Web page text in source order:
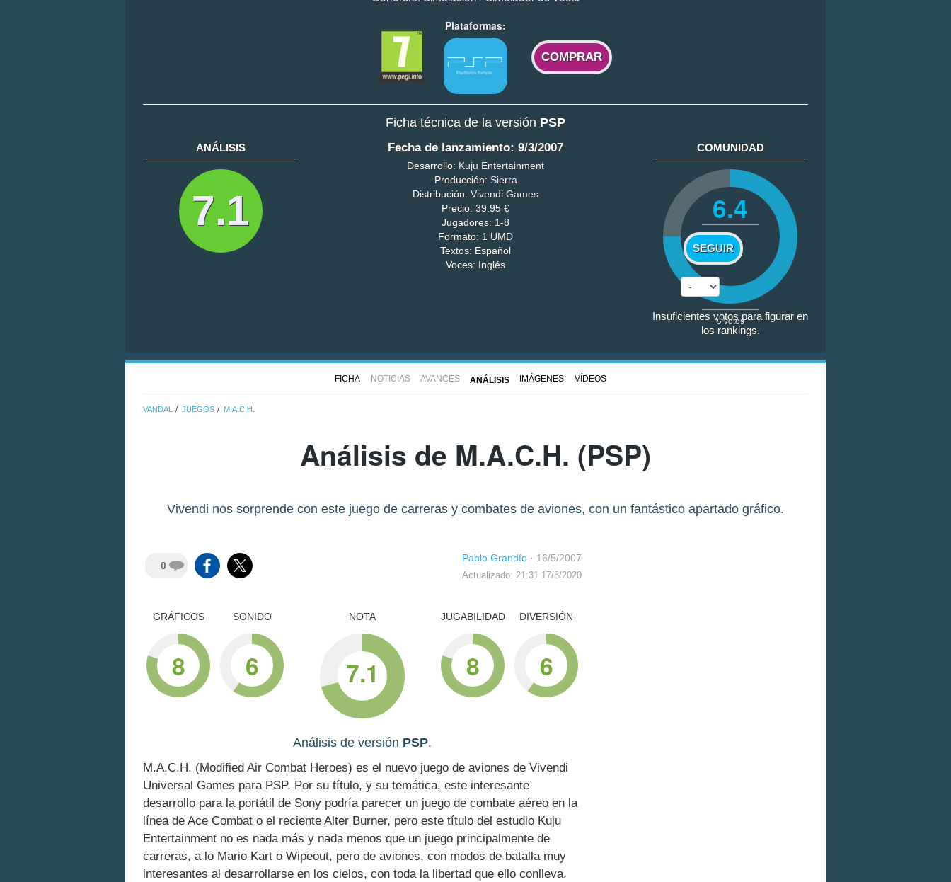
Plataformas:
COMPRAR
Ficha técnica de la versión PSP
ANÁLISIS
7.1
Fecha de lanzamiento: 9/3/2007
Desarrollo: Kuju Entertainment
Producción: Sierra
Distribución: Vivendi Games
Precio: 39.95 €
Jugadores: 1-8
Formato: 1 UMD
Textos: Español
Voces: Inglés
COMUNIDAD
6.4
SEGUIR
5votos
Insuficientes votos para figurar en
los rankings.
FICHA NOTICIAS AVANCES ANÁLISIS IMÁGENES VÍDEOS
VANDAL JUEGOS M.A.C.H.
Análisis de M.A.C.H. (PSP)
Vivendi nos sorprende con este juego de carreras y combates de aviones, con un fantástico apartado gráfico.
0
Pablo Grandío · 16/5/2007
Actualizado: 21:31 17/8/2020
GRÁFICOS
8
SONIDO
6
NOTA
7.1
DIVERSIÓN
6
JUGABILIDAD
8
Análisis de versión PSP.
M.A.C.H. (Modified Air Combat Heroes) es el nuevo juego de aviones de Vivendi
Universal Games para PSP. Por su título, y su temática, este interesante
desarrollo para la portátil de Sony podría parecer un juego de combate aéreo en la
línea de Ace Combat o el reciente Alter Burner, pero este título del estudio Kuju
Entertainment no es nada más y nada menos que un juego principalmente de
carreras, a lo Mario Kart o Wipeout, pero de aviones, con modos de batalla muy
interesantes al desarrollarse en los cielos, con toda la libertad que ello conlleva.